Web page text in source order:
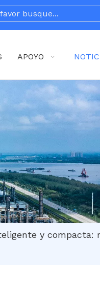
APOYO
y compacta: